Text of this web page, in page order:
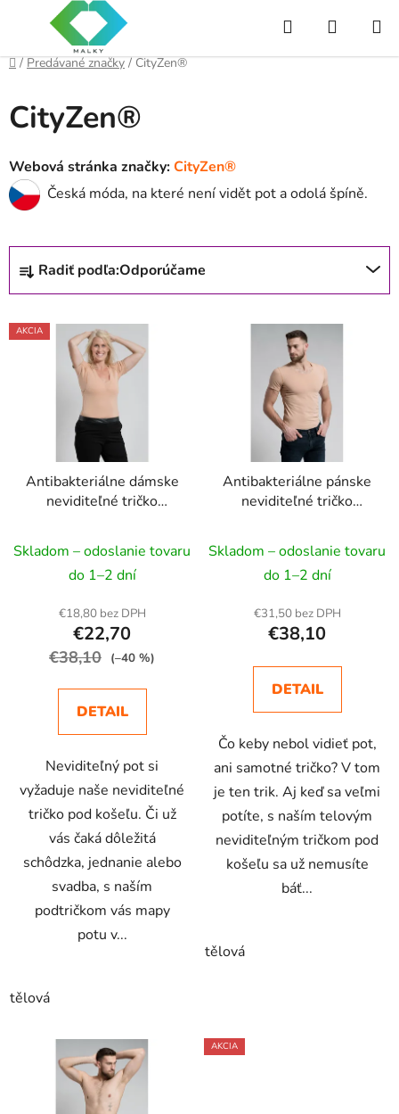
Hľadať
KOŠÍK
Domov
/ Predávané značky / CityZen®
CityZen®
Webová stránka značky:CityZen®
Česká móda, na které není vidět pot a odolá špíně.
R
d
e
n
t
Radiť podľa:Odporúčame
V
ý
k
AKCIA
Antibakteriálne dámske
neviditeľné tričko
Skladom – odoslanie tovaru
do 1–2 dní
€18,80 bez DPH
€22,70
€38,10 (–40 %)
DETAIL
Neviditeľný pot si
vyžaduje naše neviditeľné
tričko pod košeľu. Či už
vás čaká dôležitá
schôdzka, jednanie alebo
svadba, s naším
podtričkom vás mapy
potu v...
tělová
Antibakteriálne pánske
neviditeľné tričko
podpazuším
Skladom – odoslanie tovaru
do 1–2 dní
€31,50 bez DPH
€38,10
DETAIL
Čo keby nebol vidieť pot,
ani samotné tričko? V tom
je ten trik. Aj keď sa veľmi
potíte, s naším telovým
neviditeľným tričkom pod
košeľu sa už nemusíte
báť...
tělová
AKCIA